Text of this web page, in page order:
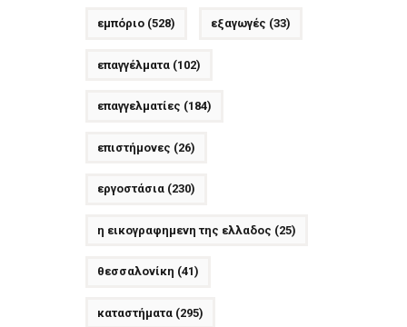
εμπόριο(528) εξαγωγές (33)
επαγγέλματα(102)
επαγγελματίες (184)
επιστήμονες (26)
εργοστάσια(230)
η εικογραφημενη της ελλαδος (25)
θεσσαλονίκη (41)
καταστήματα(295)